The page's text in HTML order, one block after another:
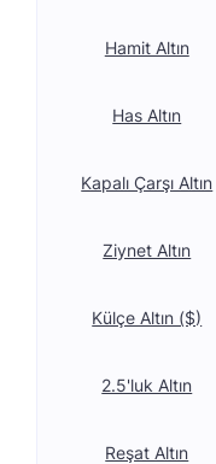
Hamit Altın
Has Altın
Kapalı Çarşı Altın
Ziynet Altın
Külçe Altın ($)
2.5'luk Altın
Reşat Altın